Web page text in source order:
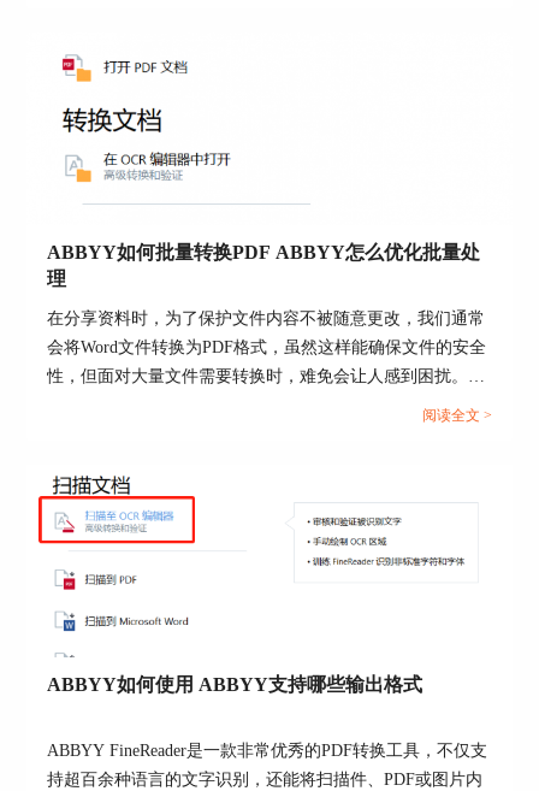
使用ABBYYFinereader 15软件批量导出Excel表格
体设置，接下来我们就需要讲一讲如何使用
ABBYYFinereader 15进行批量导出Excel表格。毕
竟有时候我们可能不止需要对一个文档进行转换，
如果一个一个转换的话，那么会大大降低效率。
我们只需要在弹窗上方点击“添加文件”，然后
选择自己需要转换的PDF文档，在添加完毕之后，
果这个选项被默认勾选，那么我们则要取消勾选，
否则选中的PDF文档都会被合并到同一个Excel表格
中。最后我们点击“转换为Excel”，选定保存位置之
后只需要稍等一段时间就能够看到转换后的表格
提取的详细操作方法展开介绍。...
ABBYY如何批量转换PDF ABBYY怎么优化批量处
理
在分享资料时，为了保护文件内容不被随意更改，我们通常
会将Word文件转换为PDF格式，虽然这样能确保文件的安全
性，但面对大量文件需要转换时，难免会让人感到困扰。在
阅读全文 >
ABBYY如何使用 ABBYY支持哪些输出格式
ABBYY FineReader是一款非常优秀的PDF转换工具，不仅支
持超百余种语言的文字识别，还能将扫描件、PDF或图片内